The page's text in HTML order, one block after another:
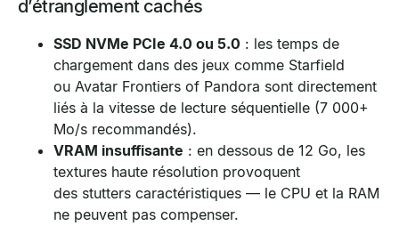
d’étranglement cachés
SSD NVMe PCIe 4.0 ou 5.0 : les temps de
chargement dans des jeux comme Starfield
ou Avatar Frontiers of Pandora sont directement
liés à la vitesse de lecture séquentielle (7 000+
Mo/s recommandés).
VRAM insuffisante : en dessous de 12 Go, les
textures haute résolution provoquent
des stutters caractéristiques — le CPU et la RAM
ne peuvent pas compenser.